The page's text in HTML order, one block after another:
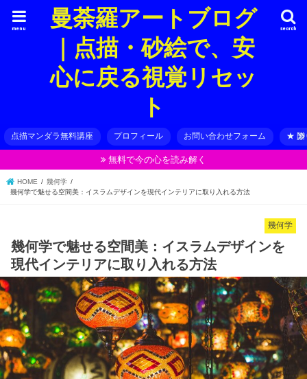
曼荼羅アートブログ
｜点描・砂絵で、安
心に戻る視覚リセッ
ト
search
menu
点描マンダラ無料講座 プロフィール お問い合わせフォーム ★ 贈
無料で今の心を読み解く
HOME
幾何学
幾何学で魅せる空間美：イスラムデザインを現代インテリアに取り入れる方法
幾何学
幾何学で魅せる空間美：イスラムデザインを
現代インテリアに取り入れる方法